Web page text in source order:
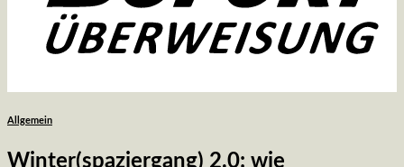
Allgemein
Winter(spaziergang) 2.0: wie